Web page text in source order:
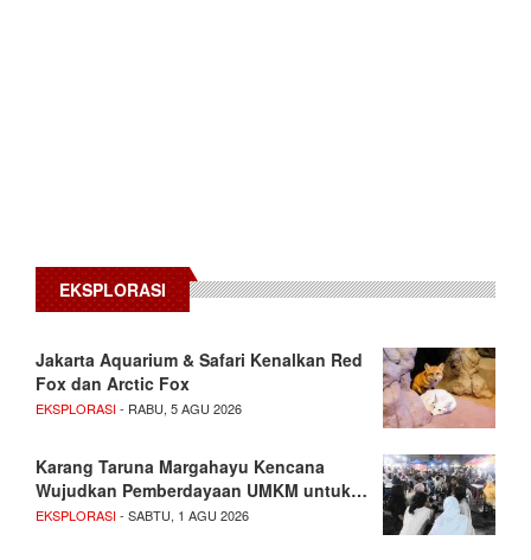
EKSPLORASI
Jakarta Aquarium & Safari Kenalkan Red
Fox dan Arctic Fox
EKSPLORASI- RABU, 5 AGU 2026
Karang Taruna Margahayu Kencana
Wujudkan Pemberdayaan UMKM untuk…
EKSPLORASI- SABTU, 1 AGU 2026